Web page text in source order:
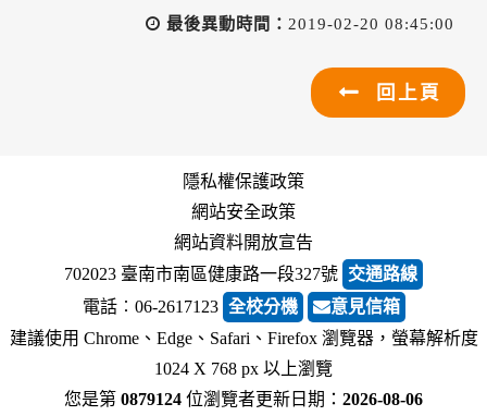
最後異動時間： 2019-02-20 08:45:00
回上頁
隱私權保護政策
網站安全政策
網站資料開放宣告
702023 臺南市南區健康路一段327號 交通路線
電話︰06-2617123 全校分機
意見信箱
建議使用 Chrome、Edge、Safari、Firefox 瀏覽器，螢幕解析度
1024 X 768 px 以上瀏覽
您是第 0879124 位瀏覽者更新日期： 2026-08-06